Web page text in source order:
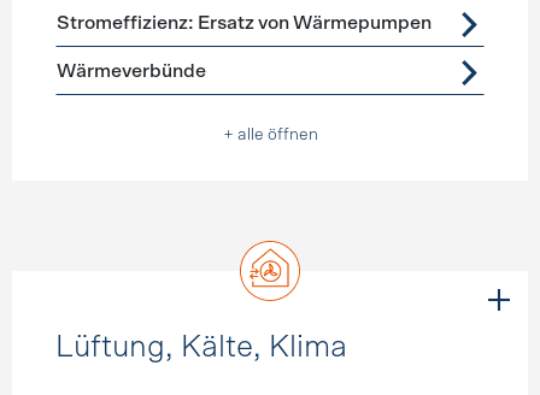
Stromeffizienz: Ersatz von Wärmepumpen
Wärmeverbünde
+ alle öffnen
Lüftung, Kälte, Klima